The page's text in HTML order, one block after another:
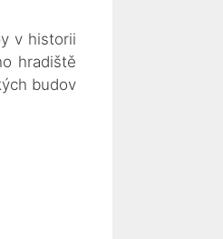
v historii
hradiště
budov